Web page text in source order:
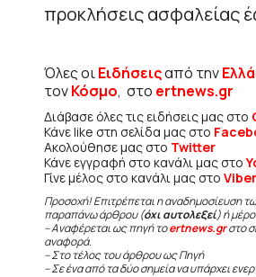
προκλήσεις ασφαλείας
Όλες οιΕιδήσειςαπό την
τονΚόσμο, στο ertnews.gr
Διάβασε όλες τις ειδήσεις μας στο
Κάνε like στη σελίδα μας στο
Ακολούθησε μας στο Twitter
Κάνε εγγραφή στο κανάλι μας στο
Γίνε μέλος στο κανάλι μας στο Viber
Προσοχή! Επιτρέπεται η αναδημοσίευση
παραπάνω άρθρου (όχι αυτολεξεί) ή
– Αναφέρεται ως πηγή τοertnews.grστο
αναφορά.
– Στο τέλος του άρθρου ως Πηγή
– Σε ένα από τα δύο σημεία να υπάρχει